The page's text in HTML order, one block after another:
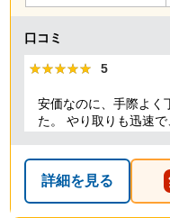
口コミ
★★★★★
★★★★★ 5
安価なのに、手際よく
た。 やり取りも迅速
詳細を見る